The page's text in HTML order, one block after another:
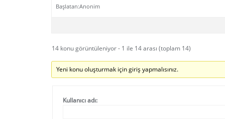
Başlatan:Anonim
14 konu görüntüleniyor - 1 ile 14 arası (toplam 14)
Yeni konu oluşturmak için giriş yapmalısınız.
Kullanıcı adı: